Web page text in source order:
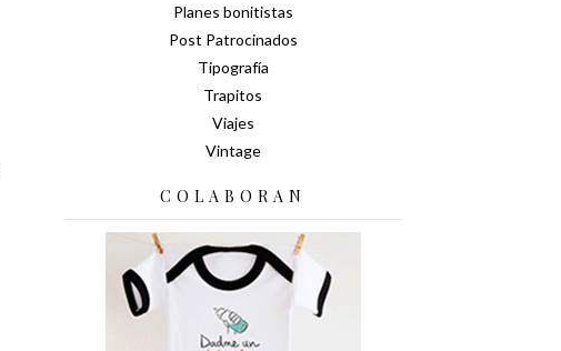
Planes bonitistas
Post Patrocinados
Tipografía
Trapitos
Viajes
Vintage
COLABORAN